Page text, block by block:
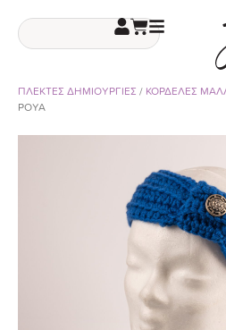
ΠΛΕΚΤΕΣ ΔΗΜΙΟΥΡΓΙΕΣ / ΚΟΡΔΕΛΕΣ
ΡΟΥΑ